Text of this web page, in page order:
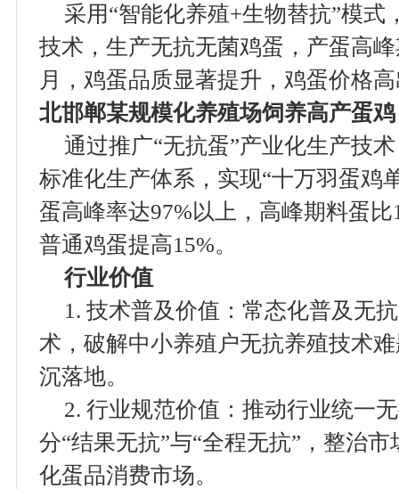
采用“智能化养殖+生物替抗”模式
技术，生产无抗无菌鸡蛋，产蛋高
月，鸡蛋品质显著提升，鸡蛋价格
北邯郸某规模化养殖场饲养高产蛋鸡
通过推广“无抗蛋”产业化生产技
标准化生产体系，实现“十万羽蛋鸡
蛋高峰率达97%以上，高峰期料蛋
普通鸡蛋提高15%。
行业价值
1. 技术普及价值：常态化普及无
术，破解中小养殖户无抗养殖技术
沉落地。
2. 行业规范价值：推动行业统一
分“结果无抗”与“全程无抗”，整治
化蛋品消费市场。